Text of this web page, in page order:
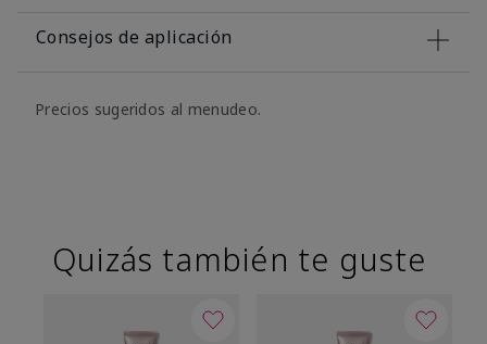
Consejos de aplicación
Precios sugeridos al menudeo.
Quizás también te guste